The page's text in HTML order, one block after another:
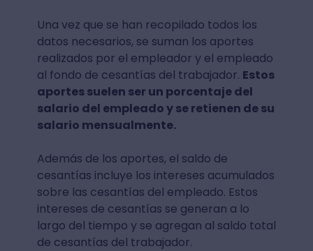
Una vez que se han recopilado todos los
datos necesarios, se suman los aportes
realizados por el empleador y el empleado
al fondo de cesantías del trabajador. Estos
aportes suelen ser un porcentaje del
salario del empleado y se retienen de su
salario mensualmente.
Además de los aportes, el saldo de
cesantías incluye los intereses acumulados
sobre las cesantías del empleado. Estos
intereses de cesantías se generan a lo
largo del tiempo y se agregan al saldo total
de cesantías del trabajador.